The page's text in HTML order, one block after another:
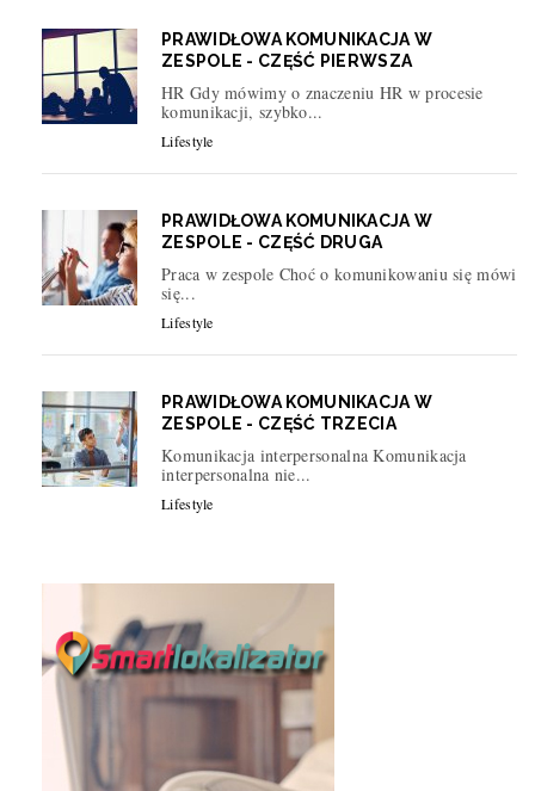
PRAWIDŁOWA KOMUNIKACJA W
ZESPOLE - CZĘŚĆ PIERWSZA
HR Gdy mówimy o znaczeniu HR w procesie
komunikacji, szybko...
Lifestyle
PRAWIDŁOWA KOMUNIKACJA W
ZESPOLE - CZĘŚĆ DRUGA
Praca w zespole Choć o komunikowaniu się mówi
się...
Lifestyle
PRAWIDŁOWA KOMUNIKACJA W
ZESPOLE - CZĘŚĆ TRZECIA
Komunikacja interpersonalna Komunikacja
interpersonalna nie...
Lifestyle